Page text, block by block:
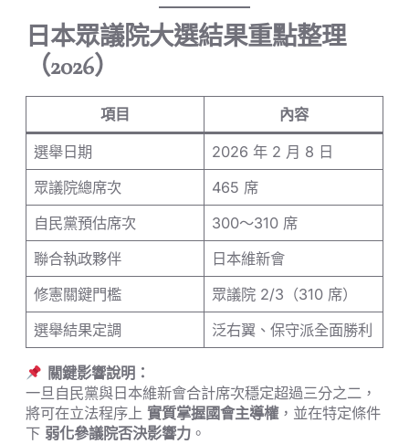
日本眾議院大選結果重點整理
（2026）
項目 內容
選舉日期
2026 年 2 月 8 日
眾議院總席次
465 席
自民黨預估席次
300～310 席
聯合執政夥伴
日本維新會
修憲關鍵門檻
眾議院 2/3（310 席）
選舉結果定調
泛右翼、保守派全面勝利
關鍵影響說明：
一旦自民黨與日本維新會合計席次穩定超過三分之二，
將可在立法程序上 實質掌握國會主導權，並在特定條件
下 弱化參議院否決影響力 。